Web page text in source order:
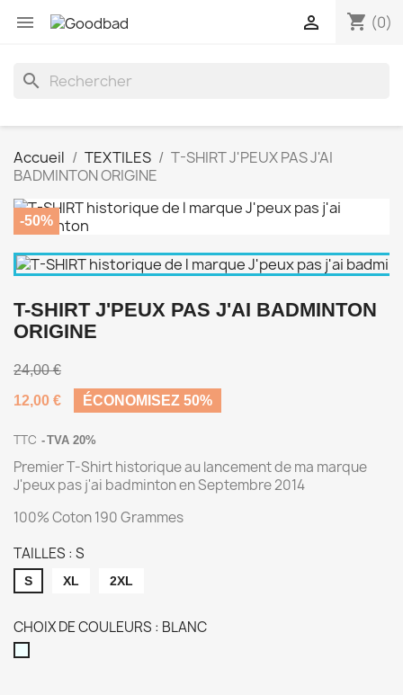
 shopping_cart (0)

search
Accueil TEXTILES
T-SHIRT J'PEUX PAS J'AI
BADMINTON ORIGINE
-50%
T-SHIRT J'PEUX PAS J'AI BADMINTON
ORIGINE
24,00 €
12,00 €
ÉCONOMISEZ 50%
TTC TVA 20%
Premier T-Shirt historique au lancement de ma marque
J'peux pas j'ai badminton en Septembre 2014
100% Coton 190 Grammes
TAILLES : S
S XL 2XL
CHOIX DE COULEURS : BLANC